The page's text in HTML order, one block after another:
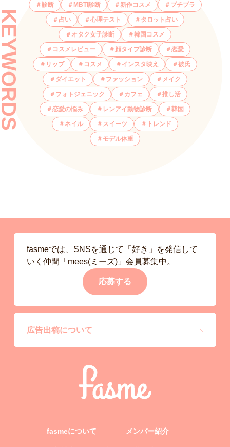
診断 MBTI診断 新作コスメ プチプラ
占い 心理テスト タロット占い
オタク女子診断 韓国コスメ
コスメレビュー 顔タイプ診断 恋愛
リップ コスメ インスタ映え 彼氏
ダイエット ファッション メイク
フォトジェニック カフェ 推し活
恋愛の悩み レンアイ動物診断 韓国
ネイル スイーツ トレンド
モデル体重
fasmeでは、SNSを通じて「好き」を発信して
いく仲間「mees(ミーズ)」会員募集中。
応募する
広告出稿について
fasmeについて メンバー紹介